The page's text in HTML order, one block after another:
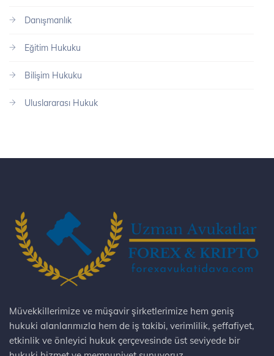
Danışmanlık
Eğitim Hukuku
Bilişim Hukuku
Uluslararası Hukuk
Müvekkillerimize ve müşavir şirketlerimize hem geniş
hukuki alanlarımızla hem de iş takibi, verimlilik, şeffafiyet,
etkinlik ve önleyici hukuk çerçevesinde üst seviyede bir